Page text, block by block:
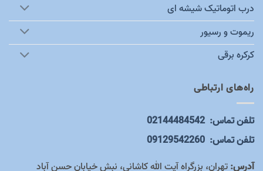
درب اتوماتیک شیشه ای
ریموت و رسیور
کرکره برقی
راه‌های ارتباطی
تلفن تماس:
تلفن تماس: 09129542260
آدرس:تهران، بزرگراه آیت الله کاشانی، نبش خیابان حسن آباد